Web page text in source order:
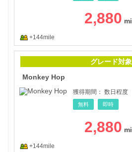
2,880
+144mile
グレード対象
Monkey Hop
獲得期間： 数日程度
無料 即時
2,880
+144mile